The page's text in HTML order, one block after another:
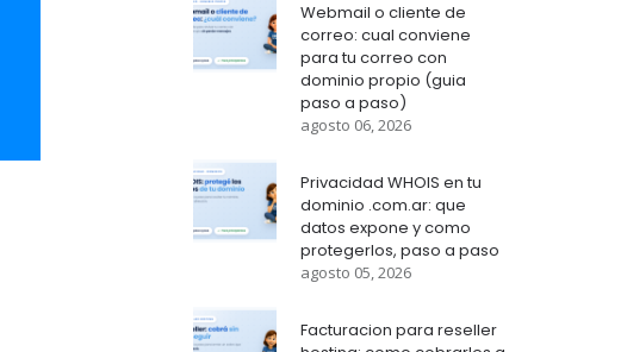
Webmail o cliente de
correo: cual conviene
para tu correo con
dominio propio (guia
paso a paso)
agosto 06, 2026
Privacidad WHOIS en tu
dominio .com.ar: que
datos expone y como
protegerlos, paso a paso
agosto 05, 2026
Facturacion para reseller